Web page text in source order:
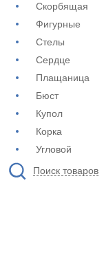
Скорбящая
Фигурные
Стелы
Сердце
Плащаница
Бюст
Купол
Корка
Угловой
Поиск товаров